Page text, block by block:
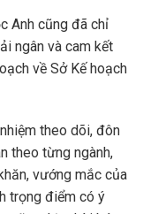
Anh cũng đã chỉ
ngân và cam kết
về Sở Kế hoạch
theo dõi, đôn
theo từng ngành,
vướng mắc của
trọng điểm có ý